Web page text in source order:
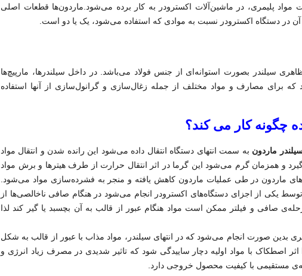
مواد پلیمری، در ماشین‌آلات اکسترودر به کار برده می‌شود.ماردون‌ها قطعات اصلی
آن در دستگاه اکسترودر نسبت به موادی که استفاده می‌شود، یک یا دو است.
سیلندر بصورت استوانه‌ای از جنس فولاد می‌باشد. در داخل سیلندرها، مارپیچ‌‌ها
که برای مصارف و مواد مختلف از جمله زغال‌سازی و گرانول‌سازی از آنها استفاده
چگونه کار می کند؟
ماردون به سمت انتهای دستگاه انتقال داده می‌شود این رانده شدن و انتقال مواد
و همزمان گرم می‌شود این گرما در اثر انتقال حرارت از طرف هیترها و برش مواد
ماردون در طی عملیات ماردون کاهش یافته و منجر به فشرده‌سازی مواد می‌شود.
یکی از اجزای دستگاه‌های اکسترودر انجام می‌شود در هنگام صافی ناخالصی‌ها از
صافی و فیلتر ممکن است مواد هنگام عبور از قالب به آن بچسبد یا گیر کند لذا
بدین صورت انجام می‌شود که در انتهای سیلندر، مواد مذاب با عبور از قالب به شکل
اصطکاک با مواد اولیه دچار ساییدگی شود که تاثیر شدیدی در مصرف زیاد انرژی و
مستقیمی با کیفیت محصول خروجی دارد.